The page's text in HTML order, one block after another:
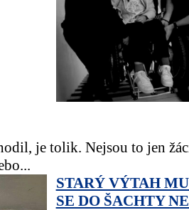
je tolik. Nejsou to jen
STARÝ VÝTAH
SE DO ŠACHTY